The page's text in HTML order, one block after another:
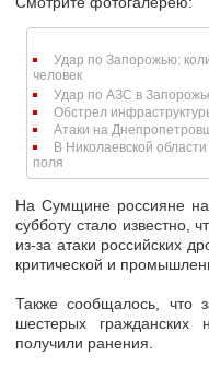
Удар по Запорожью:
человек
Удар по АЗС в
Обстрел
Атаки на
В Николаевской
поля
На Сумщине россияне
субботу стало известно,
из-за атаки российских
критической и
Также сообщалось, что
шестерых
получили ранения.